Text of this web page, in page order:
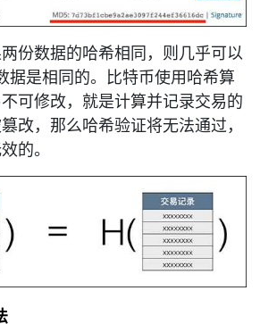
份数据的哈希相同，则几乎可以
据是相同的。比特币使用哈希算
可修改，就是计算并记录交易的
改，那么哈希验证将无法通过，
的。